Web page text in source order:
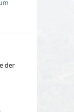
der